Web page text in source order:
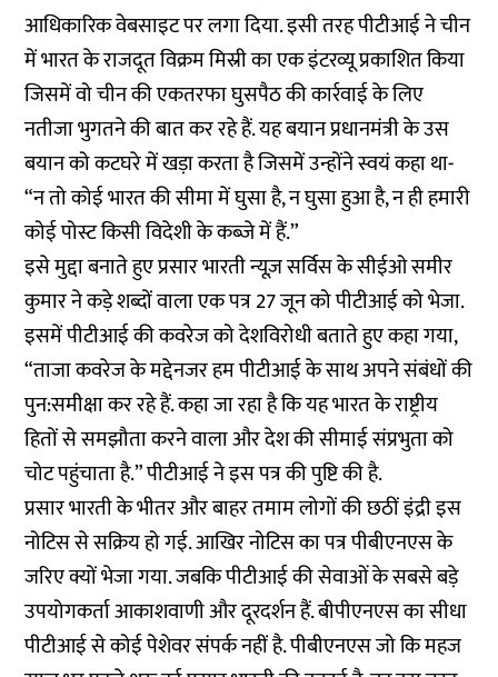
आधिकारिक वेबसाइट पर लगा दिया. इसी तरह पीटीआई ने चीन
में भारत के राजदूत विक्रम मिस्री का एक इंटरव्यू प्रकाशित किया
जिसमें वो चीन की एकतरफा घुसपैठ की कार्रवाई के लिए
नतीजा भुगतने की बात कर रहे हैं. यह बयान प्रधानमंत्री के उस
बयान को कटघरे में खड़ा करता है जिसमें उन्होंने स्वयं कहा था-
“न तो कोई भारत की सीमा में घुसा है, न घुसा हुआ है, न ही हमारी
कोई पोस्ट किसी विदेशी के कब्जे में हैं.”
इसे मुद्दा बनाते हुए प्रसार भारती न्यूज़ सर्विस के सीईओ समीर
कुमार ने कड़े शब्दों वाला एक पत्र 27 जून को पीटीआई को भेजा.
इसमें पीटीआई की कवरेज को देशविरोधी बताते हुए कहा गया,
“ताजा कवरेज के मद्देनजर हम पीटीआई के साथ अपने संबंधों की
पुन:समीक्षा कर रहे हैं. कहा जा रहा है कि यह भारत के राष्ट्रीय
हितों से समझौता करने वाला और देश की सीमाई संप्रभुता को
चोट पहुंचाता है.” पीटीआई ने इस पत्र की पुष्टि की है.
प्रसार भारती के भीतर और बाहर तमाम लोगों की छठीं इंद्री इस
नोटिस से सक्रिय हो गई. आखिर नोटिस का पत्र पीबीएनएस के
जरिए क्यों भेजा गया. जबकि पीटीआई की सेवाओं के सबसे बड़े
उपयोगकर्ता आकाशवाणी और दूरदर्शन हैं. बीपीएनएस का सीधा
पीटीआई से कोई पेशेवर संपर्क नहीं है. पीबीएनएस जो कि महज